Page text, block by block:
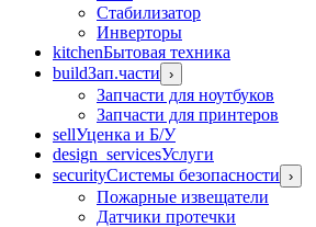
Стабилизатор
Инверторы
kitchenБытовая техника
buildЗап.части ›
Запчасти для ноутбуков
Запчасти для принтеров
sellУценка и Б/У
design_servicesУслуги
securityСистемы безопасности ›
Пожарные извещатели
Датчики протечки